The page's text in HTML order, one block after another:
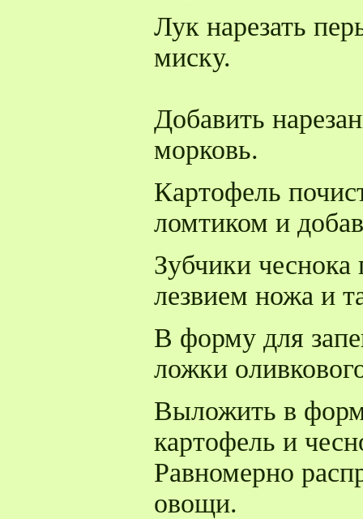
Лук нарезать
миску.
Добавить
морковь.
Картофель
ломтиком и
Зубчики чеснока
лезвием ножа и
В форму для
ложки
Выложить в
картофель и
Равномерно
овощи.